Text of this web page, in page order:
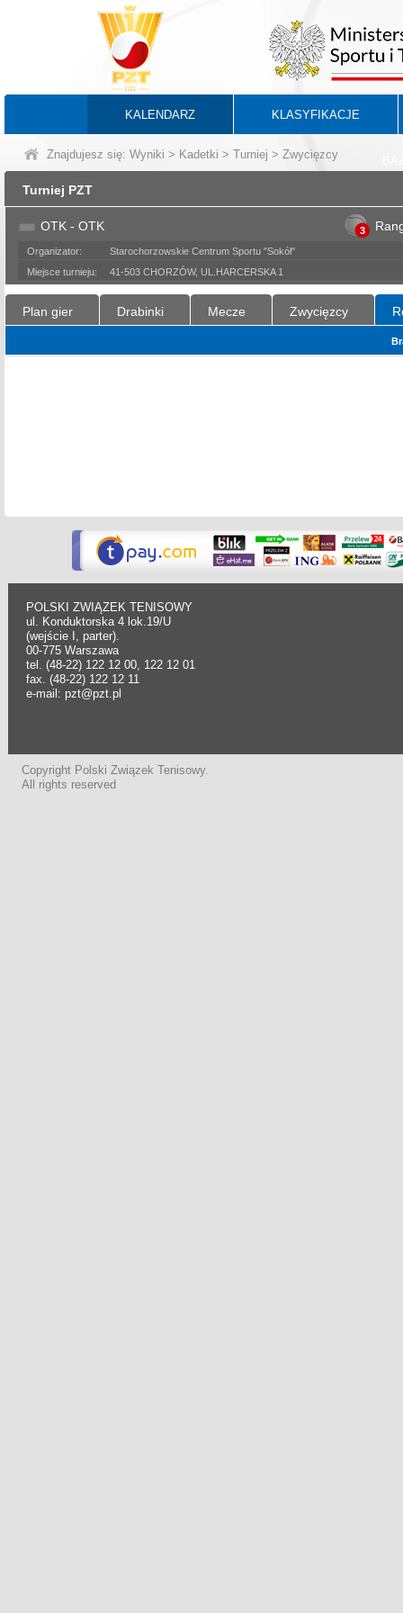
KALENDARZ KLASYFIKACJE
Znajdujesz się: Wyniki > Kadetki > Turniej > Zwycięzcy
Turniej PZT
OTK - OTK 3
Organizator:
Starochorzowskie Centrum Sportu "Sokół"
Miejsce turnieju:
41-503 CHORZÓW, UL.HARCERSKA 1
Plan gier Drabinki Mecze Zwycięzcy
POLSKI ZWIĄZEK TENISOWY
ul. Konduktorska 4 lok.19/U
(wejście I, parter).
00-775 Warszawa
tel. (48-22) 122 12 00, 122 12 01
fax. (48-22) 122 12 11
e-mail: pzt@pzt.pl
Copyright Polski Związek Tenisowy.
All rights reserved